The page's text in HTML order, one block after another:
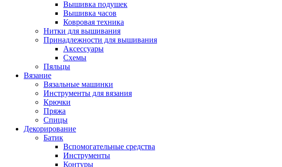
Вышивка подушек
Вышивка часов
Ковровая техника
Нитки для вышивания
Принадлежности для вышивания
Аксессуары
Схемы
Пяльцы
Вязание
Вязальные машинки
Инструменты для вязания
Крючки
Пряжа
Спицы
Декорирование
Батик
Вспомогательные средства
Инструменты
Контуры